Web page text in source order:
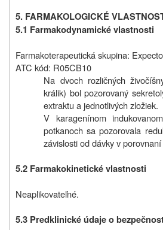
5. FARMAKOLOGICKÉ
5.1 Farmakodynamické vlastnosti
Farmakoterapeutická skupina:
ATC kód: R05CB10
Na dvoch rozličných
králik) bol pozorovaný
extraktu a jednotlivých zložiek.
V karagenínom
potkanoch sa pozorovala
závislosti od dávky v
5.2 Farmakokinetické vlastnosti
Neaplikovateľné.
5.3 Predklinické údaje o